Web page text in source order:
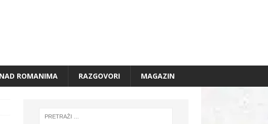
ROMANIMA RAZGOVORI MAGAZIN